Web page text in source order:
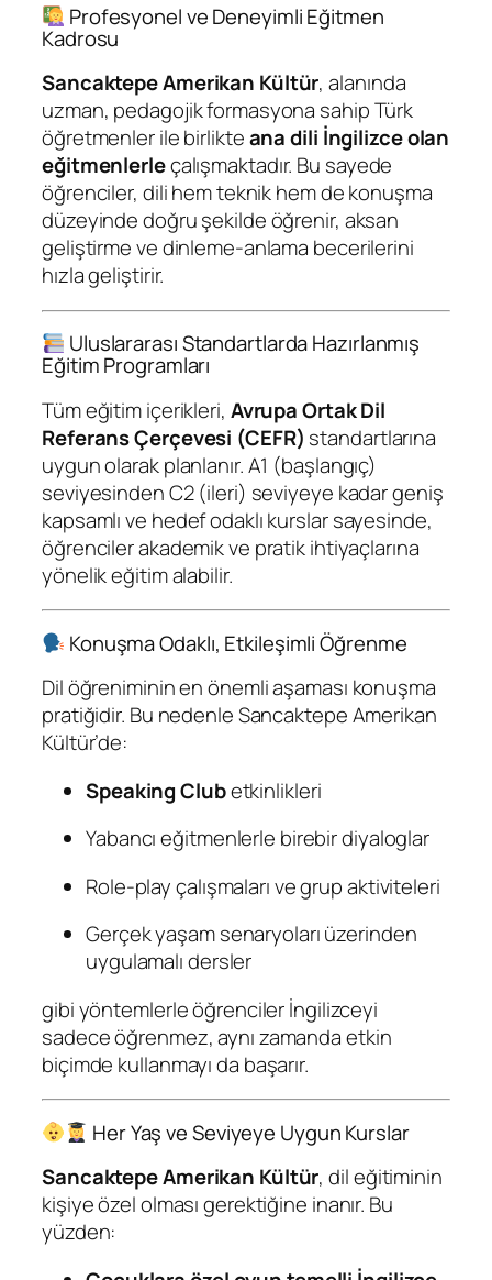
Profesyonel ve Deneyimli Eğitmen
Kadrosu
Sancaktepe Amerikan Kültür, alanında
uzman, pedagojik formasyona sahip Türk
öğretmenler ile birlikteana dili İngilizce olan
eğitmenlerleçalışmaktadır. Bu sayede
öğrenciler, dili hem teknik hem de konuşma
düzeyinde doğru şekilde öğrenir, aksan
geliştirme ve dinleme-anlama becerilerini
hızla geliştirir.
Uluslararası Standartlarda Hazırlanmış
Eğitim Programları
Tüm eğitim içerikleri, Avrupa Ortak Dil
Referans Çerçevesi (CEFR) standartlarına
uygun olarak planlanır. A1 (başlangıç)
seviyesinden C2 (ileri) seviyeye kadar geniş
kapsamlı ve hedef odaklı kurslar sayesinde,
öğrenciler akademik ve pratik ihtiyaçlarına
yönelik eğitim alabilir.
Konuşma Odaklı, Etkileşimli Öğrenme
Dil öğreniminin en önemli aşaması konuşma
pratiğidir. Bu nedenle Sancaktepe Amerikan
Kültür’de:
Speaking Clubetkinlikleri
Yabancı eğitmenlerle birebir diyaloglar
Role-play çalışmaları ve grup aktiviteleri
Gerçek yaşam senaryoları üzerinden
uygulamalı dersler
gibi yöntemlerle öğrenciler İngilizceyi
sadece öğrenmez, aynı zamanda etkin
biçimde kullanmayı da başarır.
Her Yaş ve Seviyeye Uygun Kurslar
Sancaktepe Amerikan Kültür, dil eğitiminin
kişiye özel olması gerektiğine inanır. Bu
yüzden: